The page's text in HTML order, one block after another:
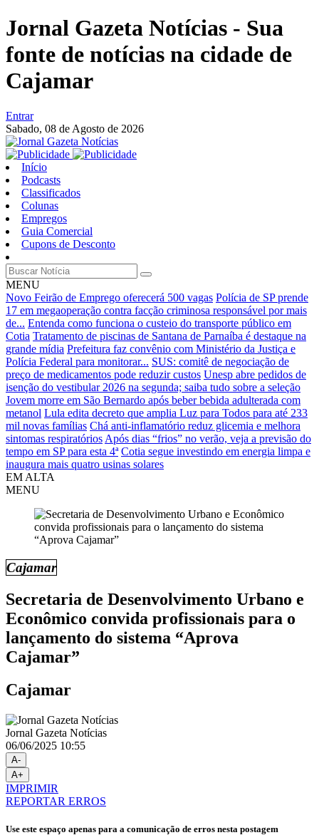
Jornal Gazeta Notícias - Sua
fonte de notícias na cidade de
Cajamar
Entrar
Sabado, 08 de Agosto de 2026
Início
Podcasts
Classificados
Colunas
Empregos
Guia Comercial
Cupons de Desconto
MENU
Novo Feirão de Emprego oferecerá 500 vagas Polícia de SP prende
17 em megaoperação contra facção criminosa responsável por mais
de... Entenda como funciona o custeio do transporte público em
Cotia Tratamento de piscinas de Santana de Parnaíba é destaque na
grande mídia Prefeitura faz convênio com Ministério da Justiça e
Polícia Federal para monitorar... SUS: comitê de negociação de
preço de medicamentos pode reduzir custos Unesp abre pedidos de
isenção do vestibular 2026 na segunda; saiba tudo sobre a seleção
Jovem morre em São Bernardo após beber bebida adulterada com
metanol Lula edita decreto que amplia Luz para Todos para até 233
mil novas famílias Chá anti-inflamatório reduz glicemia e melhora
sintomas respiratórios Após dias “frios” no verão, veja a previsão do
tempo em SP para esta 4ª Cotia segue investindo em energia limpa e
inaugura mais quatro usinas solares
EM ALTA
MENU
Cajamar
Secretaria de Desenvolvimento Urbano e
Econômico convida profissionais para o
lançamento do sistema “Aprova
Cajamar”
Cajamar
Jornal Gazeta Notícias
06/06/2025 10:55
A-
A+
IMPRIMIR
REPORTAR ERROS
Use este espaço apenas para a comunicação de erros nesta postagem